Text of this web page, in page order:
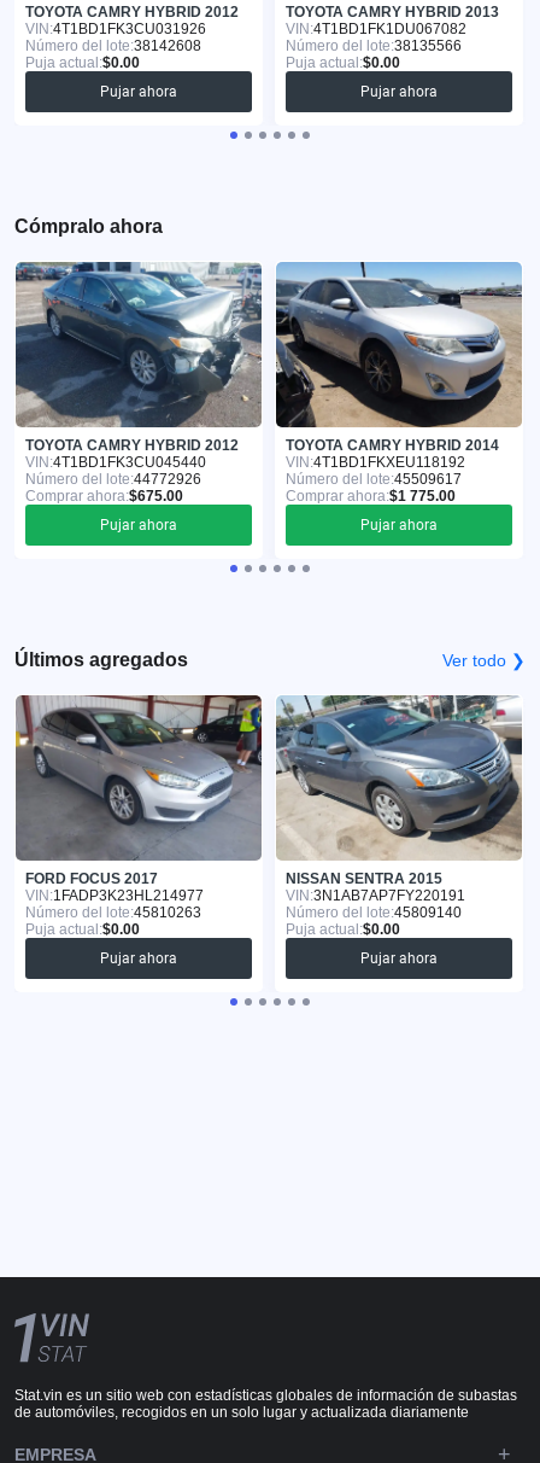
TOYOTA CAMRY HYBRID 2012
VIN:4T1BD1FK3CU031926
Número del lote:38142608
Puja actual:$0.00
Pujar ahora
TOYOTA CAMRY HYBRID 2013
VIN:4T1BD1FK1DU067082
Número del lote:38135566
Puja actual:$0.00
Pujar ahora
Cómpralo ahora
TOYOTA CAMRY HYBRID 2012
VIN:4T1BD1FK3CU045440
Número del lote:44772926
Comprar ahora:$675.00
Pujar ahora
TOYOTA CAMRY HYBRID 2014
VIN:4T1BD1FKXEU118192
Número del lote:45509617
Comprar ahora:$1 775.00
Pujar ahora
Últimos agregados Ver todo ❯
FORD FOCUS 2017
VIN:1FADP3K23HL214977
Número del lote:45810263
Puja actual:$0.00
Pujar ahora
NISSAN SENTRA 2015
VIN:3N1AB7AP7FY220191
Número del lote:45809140
Puja actual:$0.00
Pujar ahora
Stat.vin es un sitio web con estadísticas globales de información de subastas
de automóviles, recogidos en un solo lugar y actualizada diariamente
EMPRESA